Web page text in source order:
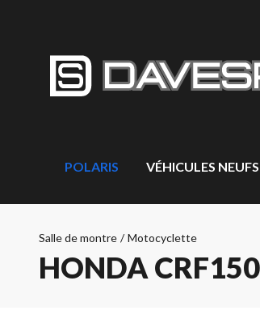
POLARIS VÉHICULES NEUFS
Salle de montre / Motocyclette
HONDA